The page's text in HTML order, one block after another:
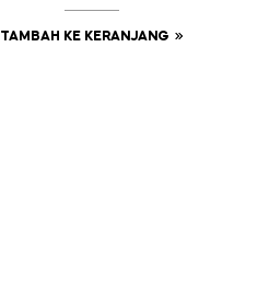
TAMBAH KE KERANJANG